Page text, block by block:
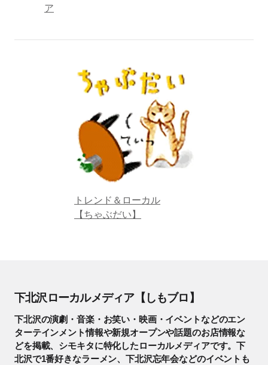
ア
トレンド＆ローカル
【ちゃぶだい】
下北沢ローカルメディア【しもブロ】
下北沢の演劇・音楽・お笑い・映画・イベントなどのエン
ターテインメント情報や新規オープンや話題のお店情報な
どを掲載、シモキタに特化したローカルメディアです。下
北沢で1番好きなラーメン、下北沢忘年会などのイベントも